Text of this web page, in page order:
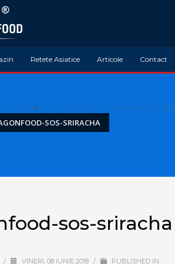
Retete Asiatice Articole Contact
food » Sos Sriracha, un adevarat
SOS-SRIRACHA
sos-sriracha
/ VINERI, 08 IUNIE 2018 / PUBLISHED IN